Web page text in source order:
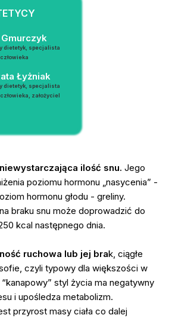
dietetyk, specjalista
Łyżniak
dietetyk, specjalista
założyciel
niewystarczająca ilość snu. Jego
poziomu hormonu „nasycenia” -
hormonu głodu - greliny.
braku snu może doprowadzić do
kcal następnego dnia.
ruchowa lub jej brak, ciągłe
czyli typowy dla większości w
styl życia ma negatywny
i upośledza metabolizm.
przyrost masy ciała co dalej